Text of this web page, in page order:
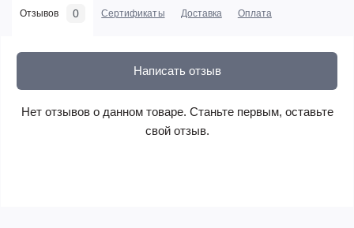
Отзывов 0 Сертификаты Доставка Оплата
Написать отзыв
Нет отзывов о данном товаре. Станьте первым, оставьте
свой отзыв.